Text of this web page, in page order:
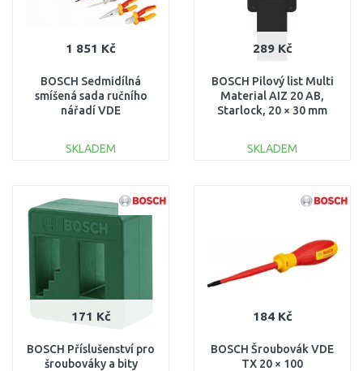
1 851 Kč
BOSCH Sedmidílná
smíšená sada ručního
nářadí VDE
SKLADEM
Porovnat
289 Kč
BOSCH Pilový list Multi
Material AIZ 20 AB,
Starlock, 20 × 30 mm
SKLADEM
171 Kč
BOSCH Příslušenství pro
šroubováky a bity
184 Kč
BOSCH Šroubovák VDE
TX 20 × 100